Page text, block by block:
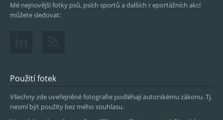
Mé nejnovější fotky psů, psích sportů a dalších r eportážních akcí
můžete sledovat:
Použití fotek
Všechny zde uveřejněné fotografie podléhají autorskému zákonu. Tj.
nesmí být použity bez mého souhlasu.